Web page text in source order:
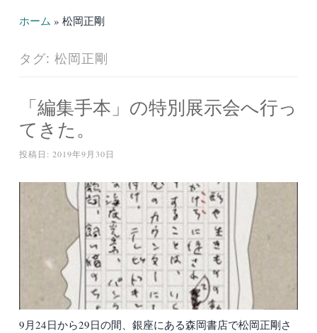
ホーム » 松岡正剛
タグ: 松岡正剛
「編集手本」の特別展示会へ行っ
てきた。
投稿日: 2019年9月30日
9月24日から29日の間、銀座にある森岡書店で松岡正剛さ